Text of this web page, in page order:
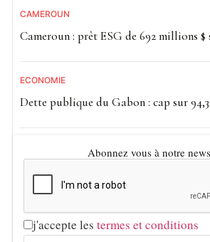
CAMEROUN
Cameroun : prêt ESG de 692 millions $
ECONOMIE
Dette publique du Gabon : cap sur 94,3
Abonnez vous à notre
j'accepte les termes et conditions